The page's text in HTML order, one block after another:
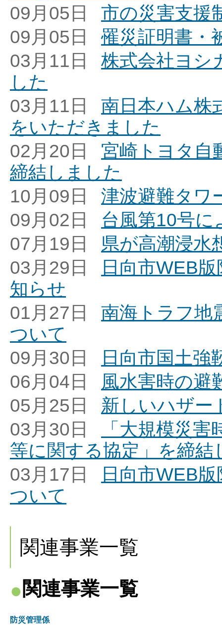
09月05日
市の災害支援
09月05日
罹災証明書・
03月11日
株式会社ヨシ
した
03月11日
南日本ハム株
をいただきました
02月20日
宮崎トヨタ自
締結しました
10月09日
津波避難タワ
09月02日
台風第10号
07月19日
県が高潮浸水
03月29日
日向市WEB
知らせ
01月27日
南海トラフ地
ついて
09月30日
日向市国土強
06月04日
風水害時の避
05月25日
新しいハザー
03月30日
「大規模災
等に関する協定」を締結
03月17日
日向市WEB
ついて
関連事業一覧
関連事業一覧
防災管理係